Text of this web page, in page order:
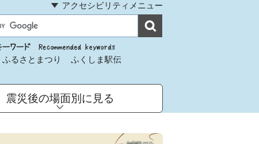
アクセシビリティメニュー
ふるさとまつり ふくしま駅伝
震災後の場面別に見る